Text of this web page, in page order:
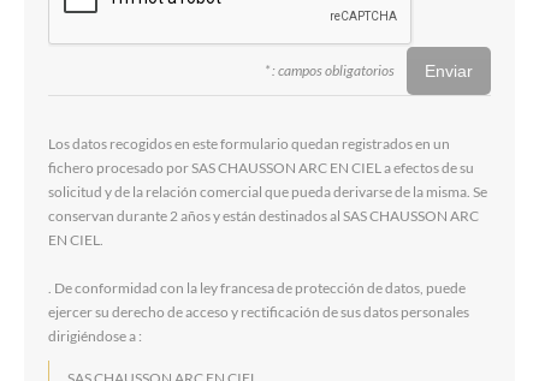
* : campos obligatorios
Los datos recogidos en este formulario quedan registrados en un
fichero procesado por SAS CHAUSSON ARC EN CIEL a efectos de su
solicitud y de la relación comercial que pueda derivarse de la misma. Se
conservan durante 2 años y están destinados al SAS CHAUSSON ARC
EN CIEL.
. De conformidad con la ley francesa de protección de datos, puede
ejercer su derecho de acceso y rectificación de sus datos personales
dirigiéndose a :